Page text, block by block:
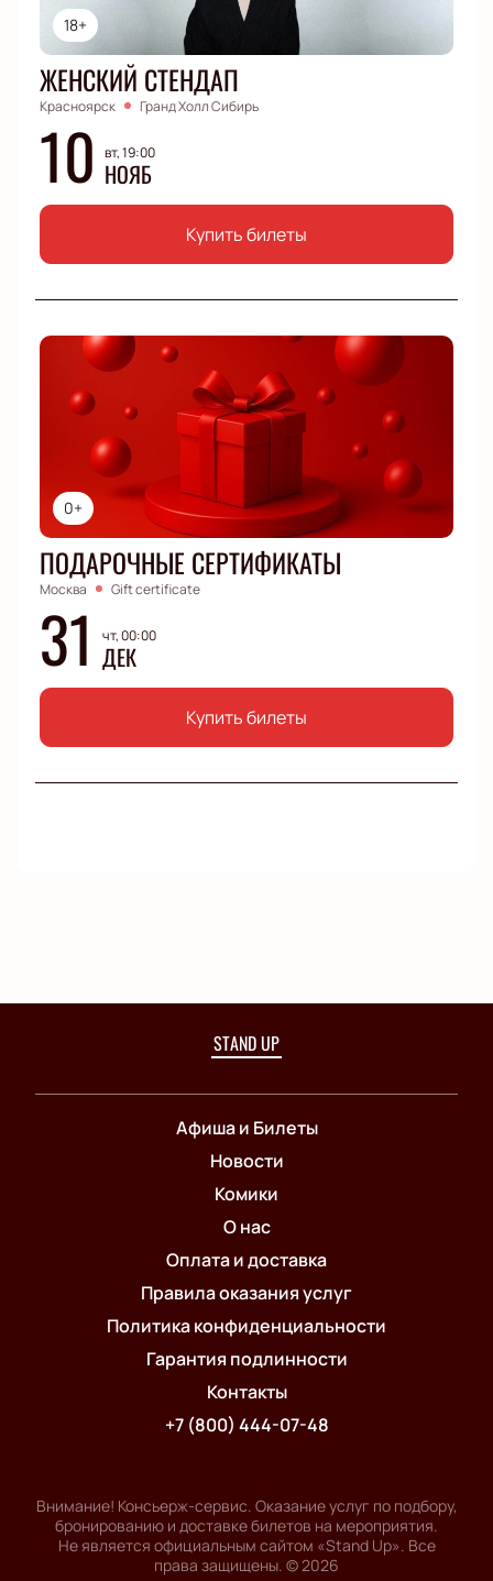
18+
ЖЕНСКИЙ СТЕНДАП
Красноярск Гранд Холл Сибирь
10 вт, 19:00
НОЯБ
Купить билеты
0+
ПОДАРОЧНЫЕ СЕРТИФИКАТЫ
Москва Gift certificate
31 чт, 00:00
ДЕК
Купить билеты
STAND UP
Афиша и Билеты
Новости
Комики
О нас
Оплата и доставка
Правила оказания услуг
Политика конфиденциальности
Гарантия подлинности
Контакты
+7 (800) 444-07-48
Внимание! Консьерж-сервис. Оказание услуг по подбору,
бронированию и доставке билетов на мероприятия.
Не является официальным сайтом «Stand Up». Все
права защищены. ©2026